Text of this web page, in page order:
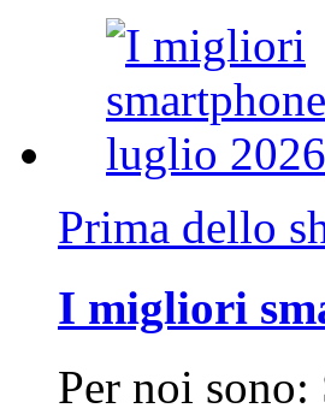
Prima dello
I migliori
Per noi